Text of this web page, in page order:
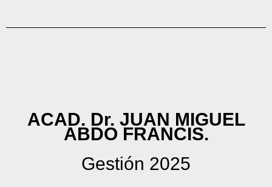
ACAD. Dr. JUAN MIGUEL
ABDO FRANCIS.
Gestión 2025